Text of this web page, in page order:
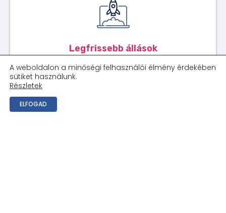
Legfrissebb állások
A weboldalon a minőségi felhasználói élmény érdekében
sütiket használunk.
Részletek
ELFOGAD